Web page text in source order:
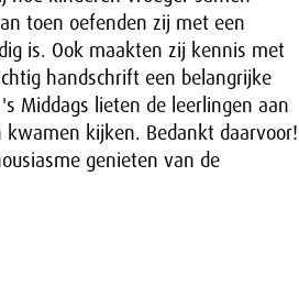
toen oefenden zij met een
is. Ook maakten zij kennis met
handschrift een belangrijke
Middags lieten de leerlingen aan
kwamen kijken. Bedankt daarvoor!
genieten van de